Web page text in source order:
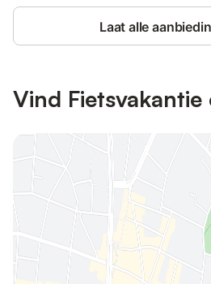
Laat alle
Vind